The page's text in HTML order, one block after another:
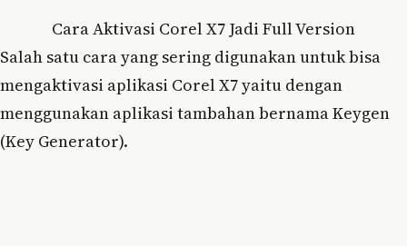
Cara Aktivasi Corel X7 Jadi Full Version
Salah satu cara yang sering digunakan untuk bisa
mengaktivasi aplikasi Corel X7 yaitu dengan
menggunakan aplikasi tambahan bernama Keygen
(Key Generator).